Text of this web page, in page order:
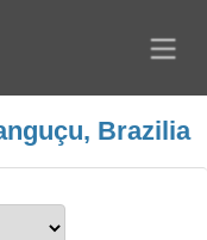
Brazilia